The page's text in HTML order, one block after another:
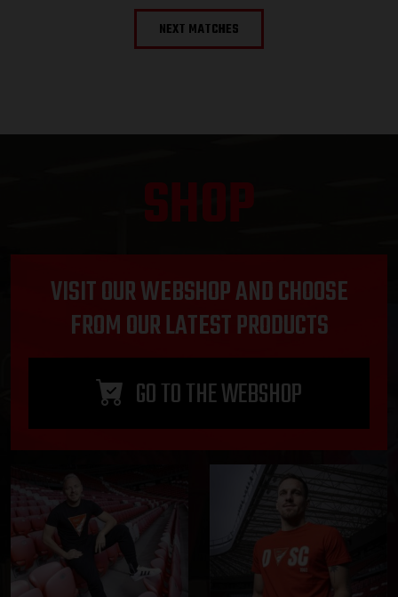
NEXT MATCHES
SHOP
VISIT OUR WEBSHOP AND CHOOSE
FROM OUR LATEST PRODUCTS
GO TO THE WEBSHOP